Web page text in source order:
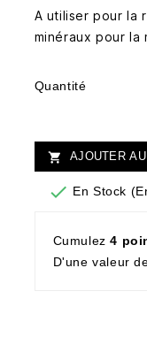
A utiliser pour la
minéraux pour la
Quantité
 AJOUTER
 En Stock
Cumulez4
D'une valeur